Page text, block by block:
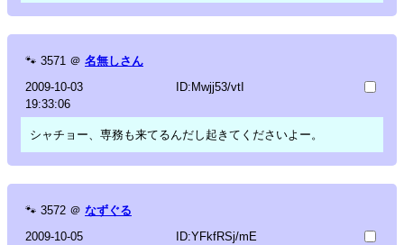
🐾 3571 ＠ 名無しさん
2009-10-03
19:33:06
ID:Mwjj53/vtI
シャチョー、専務も来てるんだし起きてくださいよー。
🐾 3572 ＠ なずぐる
2009-10-05
ID:YFkfRSj/mE